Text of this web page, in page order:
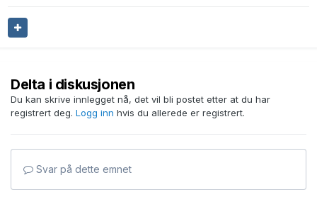
Delta i diskusjonen
Du kan skrive innlegget nå, det vil bli postet etter at du har
registrert deg. Logg inn hvis du allerede er registrert.
Svar på dette emnet